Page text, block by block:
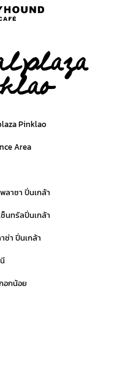
Pinklao
Area
ลาซา ปิ่นเกล้า
นทรัลปิ่นเกล้า
ซ่า ปิ่นเกล้า
อกน้อย